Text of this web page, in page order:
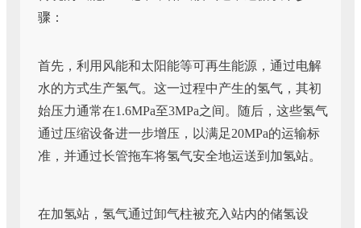
骤：
首先，利用风能和太阳能等可再生能源，通过电解
水的方式生产氢气。这一过程中产生的氢气，其初
始压力通常在1.6MPa至3MPa之间。随后，这些氢气
通过压缩设备进一步增压，以满足20MPa的运输标
准，并通过长管拖车将氢气安全地运送到加氢站。
在加氢站，氢气通过卸气柱被充入站内的储氢设